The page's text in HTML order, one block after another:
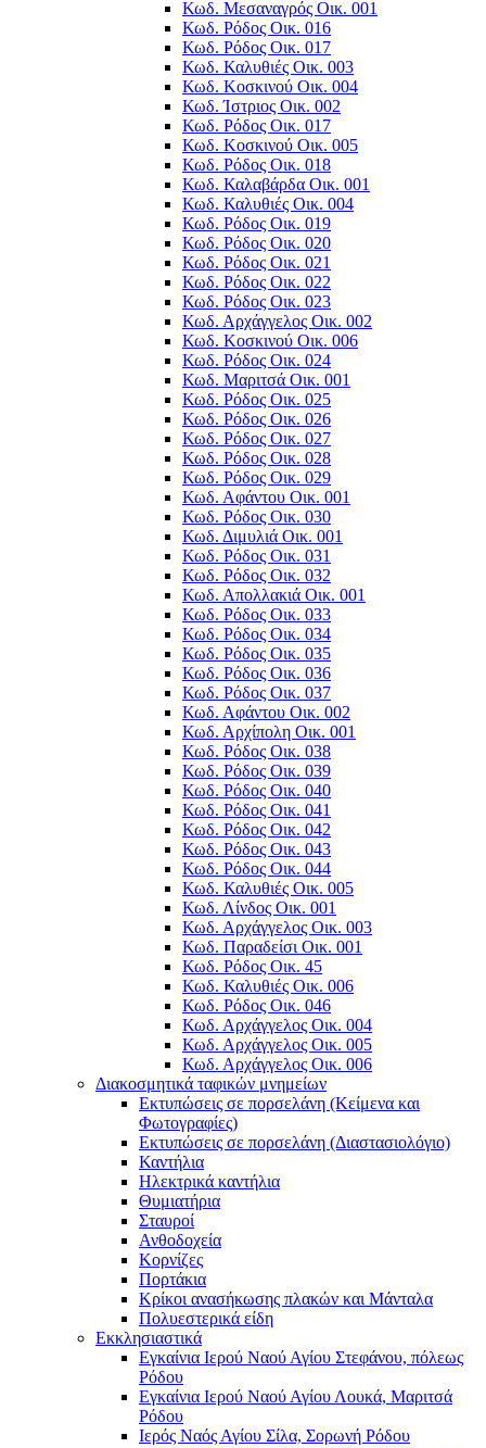
Κωδ. Μεσαναγρός Οικ. 001
Κωδ. Ρόδος Οικ. 016
Κωδ. Ρόδος Οικ. 017
Κωδ. Καλυθιές Οικ. 003
Κωδ. Κοσκινού Οικ. 004
Κωδ. Ίστριος Οικ. 002
Κωδ. Ρόδος Οικ. 017
Κωδ. Κοσκινού Οικ. 005
Κωδ. Ρόδος Οικ. 018
Κωδ. Καλαβάρδα Οικ. 001
Κωδ. Καλυθιές Οικ. 004
Κωδ. Ρόδος Οικ. 019
Κωδ. Ρόδος Οικ. 020
Κωδ. Ρόδος Οικ. 021
Κωδ. Ρόδος Οικ. 022
Κωδ. Ρόδος Οικ. 023
Κωδ. Αρχάγγελος Οικ. 002
Κωδ. Κοσκινού Οικ. 006
Κωδ. Ρόδος Οικ. 024
Κωδ. Μαριτσά Οικ. 001
Κωδ. Ρόδος Οικ. 025
Κωδ. Ρόδος Οικ. 026
Κωδ. Ρόδος Οικ. 027
Κωδ. Ρόδος Οικ. 028
Κωδ. Ρόδος Οικ. 029
Κωδ. Αφάντου Οικ. 001
Κωδ. Ρόδος Οικ. 030
Κωδ. Διμυλιά Οικ. 001
Κωδ. Ρόδος Οικ. 031
Κωδ. Ρόδος Οικ. 032
Κωδ. Απολλακιά Οικ. 001
Κωδ. Ρόδος Οικ. 033
Κωδ. Ρόδος Οικ. 034
Κωδ. Ρόδος Οικ. 035
Κωδ. Ρόδος Οικ. 036
Κωδ. Ρόδος Οικ. 037
Κωδ. Αφάντου Οικ. 002
Κωδ. Αρχίπολη Οικ. 001
Κωδ. Ρόδος Οικ. 038
Κωδ. Ρόδος Οικ. 039
Κωδ. Ρόδος Οικ. 040
Κωδ. Ρόδος Οικ. 041
Κωδ. Ρόδος Οικ. 042
Κωδ. Ρόδος Οικ. 043
Κωδ. Ρόδος Οικ. 044
Κωδ. Καλυθιές Οικ. 005
Κωδ. Λίνδος Οικ. 001
Κωδ. Αρχάγγελος Οικ. 003
Κωδ. Παραδείσι Οικ. 001
Κωδ. Ρόδος Οικ. 45
Κωδ. Καλυθιές Οικ. 006
Κωδ. Ρόδος Οικ. 046
Κωδ. Αρχάγγελος Οικ. 004
Κωδ. Αρχάγγελος Οικ. 005
Κωδ. Αρχάγγελος Οικ. 006
Διακοσμητικά ταφικών μνημείων
Εκτυπώσεις σε πορσελάνη (Κείμενα και
Φωτογραφίες)
Εκτυπώσεις σε πορσελάνη (Διαστασιολόγιο)
Καντήλια
Ηλεκτρικά καντήλια
Θυμιατήρια
Σταυροί
Ανθοδοχεία
Κορνίζες
Πορτάκια
Κρίκοι ανασήκωσης πλακών και Μάνταλα
Πολυεστερικά είδη
Εκκλησιαστικά
Εγκαίνια Ιερού Ναού Αγίου Στεφάνου, πόλεως
Ρόδου
Εγκαίνια Ιερού Ναού Αγίου Λουκά, Μαριτσά
Ρόδου
Ιερός Ναός Αγίου Σίλα, Σορωνή Ρόδου